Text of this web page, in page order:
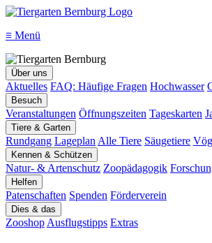
≡ Menü
Über uns
Aktuelles FAQ: Häufige Fragen Hochwasser
Besuch
Veranstaltungen Öffnungszeiten Tageskarten
Tiere & Garten
Rundgang Lageplan Alle Tiere Säugetiere
Kennen & Schützen
Natur- & Artenschutz Zoopädagogik
Helfen
Patenschaften Spenden Förderverein
Dies & das
Zooshop Ausflugstipps Extras